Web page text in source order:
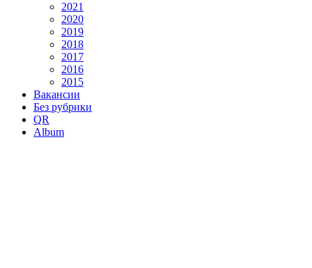
2021
2020
2019
2018
2017
2016
2015
Вакансии
Без рубрики
QR
Album